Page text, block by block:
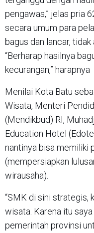
pengawas,” jelas pria
secara umum para
bagus dan lancar, tidak
“Berharap hasilnya
kecurangan,” harapnya
Menilai Kota Batu
Wisata, Menteri
(Mendikbud) RI,
Education Hotel
nantinya bisa memiliki
(mempersiapkan
wirausaha).
“SMK di sini strategis,
wisata. Karena itu
pemerintah provinsi